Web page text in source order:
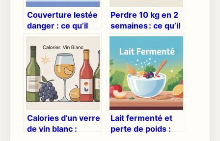
Couverture lestée
danger : ce qu’il
faut vraiment
savoir avant d’en
utiliser une
Perdre 10 kg en 2
semaines : ce qu’il
est réellement
possible de faire
Calories d’un verre
de vin blanc :
Lait fermenté et
perte de poids :